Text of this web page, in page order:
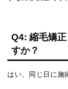
Q4: 縮毛矯
すか？
はい、同じ日に施